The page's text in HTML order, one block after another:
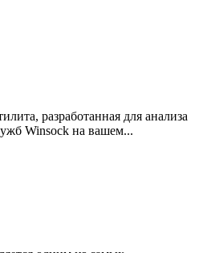
разработанная для анализа
Winsock на вашем...